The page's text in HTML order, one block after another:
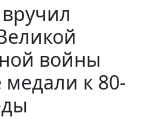
войны
к 80-